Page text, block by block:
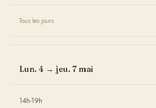
Tous les jours
Lun. 4 → jeu. 7 mai
14h-19h